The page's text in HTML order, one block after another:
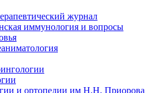
журнал
иммунология и вопросы
и ортопедии им Н.Н. Приорова